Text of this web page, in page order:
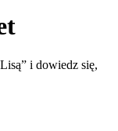
i dowiedz się,